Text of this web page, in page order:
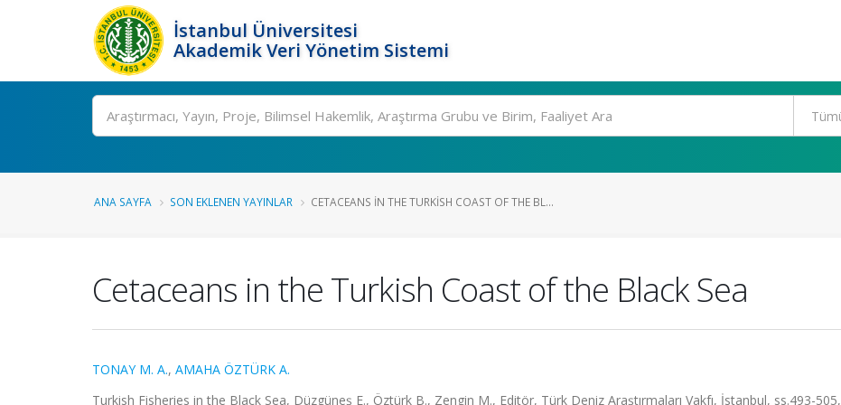
İstanbul Üniversitesi
Akademik Veri Yönetim Sistemi
Ara
ANA SAYFA SON EKLENEN YAYINLAR CETACEANS IN THE TURKISH COAST OF THE BL...
Cetaceans in the Turkish Coast of the Black Sea
TONAY M. A., AMAHA ÖZTÜRK A.
Turkish Fisheries in the Black Sea, Düzgüneş E., Öztürk B., Zengin M., Editör, Türk Deniz Araştırmaları Vakfı, İstanbul, ss.493-505,